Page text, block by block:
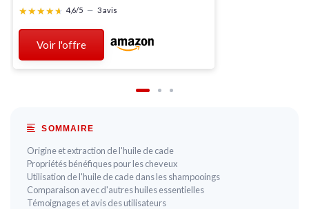
★★★★★
★★★★★ 4,6/5 — 3 avis
Voir l'offre
SOMMAIRE
Origine et extraction de l'huile de cade
Propriétés bénéfiques pour les cheveux
Utilisation de l'huile de cade dans les shampooings
Comparaison avec d'autres huiles essentielles
Témoignages et avis des utilisateurs